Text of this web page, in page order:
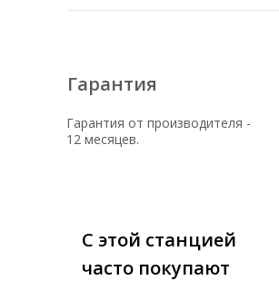
Гарантия от производителя -
12 месяцев.
Гарантия
С этой станцией
часто покупают